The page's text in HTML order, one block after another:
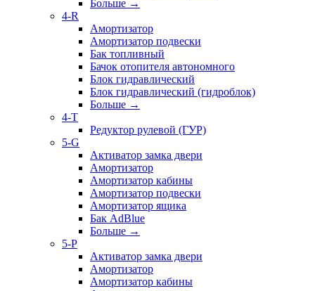
Больше →
4-R
Амортизатор
Амортизатор подвески
Бак топливный
Бачок отопителя автономного
Блок гидравлический
Блок гидравлический (гидроблок)
Больше →
4-T
Редуктор рулевой (ГУР)
5-G
Активатор замка двери
Амортизатор
Амортизатор кабины
Амортизатор подвески
Амортизатор ящика
Бак AdBlue
Больше →
5-P
Активатор замка двери
Амортизатор
Амортизатор кабины